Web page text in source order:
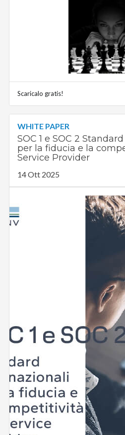
Scaricalo gratis!
WHITE PAPER
SOC 1 e SOC 2
per la fiducia e la
Service Provider
14 Ott 2025